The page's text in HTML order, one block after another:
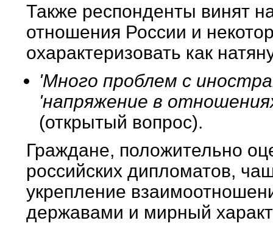
Также респонденты винят
отношения России и
охарактеризовать как
'Много проблем с
'напряжение в
(открытый вопрос).
Граждане, положительно
российских дипломатов,
укрепление
державами и мирный